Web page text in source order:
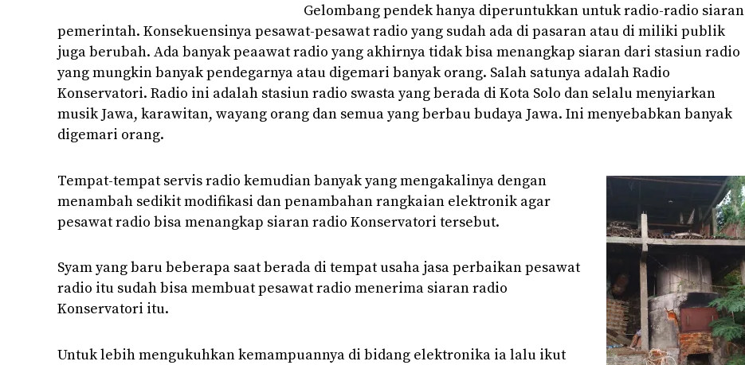
Gelombang pendek hanya diperuntukkan untuk radio-radio siaran
pemerintah. Konsekuensinya pesawat-pesawat radio yang sudah ada di pasaran atau di miliki publik
juga berubah. Ada banyak peaawat radio yang akhirnya tidak bisa menangkap siaran dari stasiun radio
yang mungkin banyak pendegarnya atau digemari banyak orang. Salah satunya adalah Radio
Konservatori. Radio ini adalah stasiun radio swasta yang berada di Kota Solo dan selalu menyiarkan
musik Jawa, karawitan, wayang orang dan semua yang berbau budaya Jawa. Ini menyebabkan banyak
digemari orang.
Tempat-tempat servis radio kemudian banyak yang mengakalinya dengan
menambah sedikit modifikasi dan penambahan rangkaian elektronik agar
pesawat radio bisa menangkap siaran radio Konservatori tersebut.
Syam yang baru beberapa saat berada di tempat usaha jasa perbaikan pesawat
radio itu sudah bisa membuat pesawat radio menerima siaran radio
Konservatori itu.
Untuk lebih mengukuhkan kemampuannya di bidang elektronika ia lalu ikut